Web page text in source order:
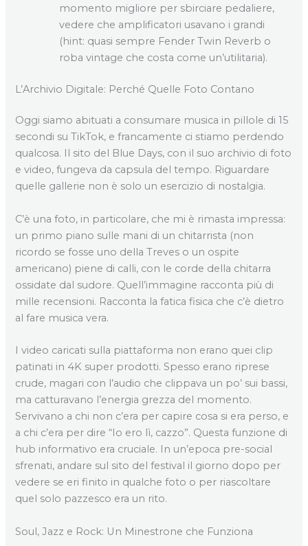
momento migliore per sbirciare pedaliere,
vedere che amplificatori usavano i grandi
(hint: quasi sempre Fender Twin Reverb o
roba vintage che costa come un’utilitaria).
L’Archivio Digitale: Perché Quelle Foto Contano
Oggi siamo abituati a consumare musica in pillole di 15
secondi su TikTok, e francamente ci stiamo perdendo
qualcosa. Il sito del Blue Days, con il suo archivio di foto
e video, fungeva da capsula del tempo. Riguardare
quelle gallerie non è solo un esercizio di nostalgia.
C’è una foto, in particolare, che mi è rimasta impressa:
un primo piano sulle mani di un chitarrista (non
ricordo se fosse uno della Treves o un ospite
americano) piene di calli, con le corde della chitarra
ossidate dal sudore. Quell’immagine racconta più di
mille recensioni. Racconta la fatica fisica che c’è dietro
al fare musica vera.
I video caricati sulla piattaforma non erano quei clip
patinati in 4K super prodotti. Spesso erano riprese
crude, magari con l’audio che clippava un po’ sui bassi,
ma catturavano l’energia grezza del momento.
Servivano a chi non c’era per capire cosa si era perso, e
a chi c’era per dire “Io ero lì, cazzo”. Questa funzione di
hub informativo era cruciale. In un’epoca pre-social
sfrenati, andare sul sito del festival il giorno dopo per
vedere se eri finito in qualche foto o per riascoltare
quel solo pazzesco era un rito.
Soul, Jazz e Rock: Un Minestrone che Funziona